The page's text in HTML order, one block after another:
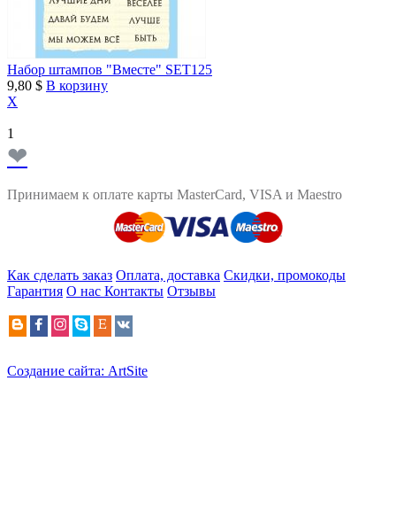
Набор штампов "Вместе" SET125
9,80 $ В корзину
X
1
❤
Принимаем к оплате карты MasterCard, VISA и Maestro
Как сделать заказ Оплата, доставка Скидки, промокоды
Гарантия О нас Контакты Отзывы
Создание сайта: ArtSite